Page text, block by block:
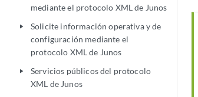
mediante el protocolo XML de Junos
play_arrow
Solicite información operativa y de
configuración mediante el
protocolo XML de Junos
play_arrow
Servicios públicos del protocolo
XML de Junos